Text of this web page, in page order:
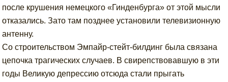
после крушения немецкого «Гинденбурга» от этой мысли
отказались. Зато там позднее установили телевизионную
антенну.
Со строительством Эмпайр-стейт-билдинг была связана
цепочка трагических случаев. В свирепствовавшую в эти
годы Великую депрессию отсюда стали прыгать